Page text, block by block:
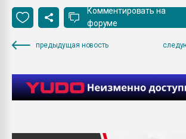
Комментировать на
форуме
предыдущая новость